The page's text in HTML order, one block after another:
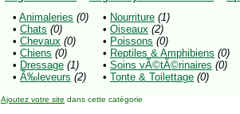
• Animaleries (0)
• Chats (0)
• Chevaux (0)
• Chiens (0)
• Dressage (1)
• Ã‰leveurs (2)
• Nourriture (1)
• Oiseaux (2)
• Poissons (0)
• Reptiles & Amphibiens (0)
• Soins vÃ©tÃ©rinaires (0)
• Tonte & Toilettage (0)
Ajoutez votre site dans cette catégorie